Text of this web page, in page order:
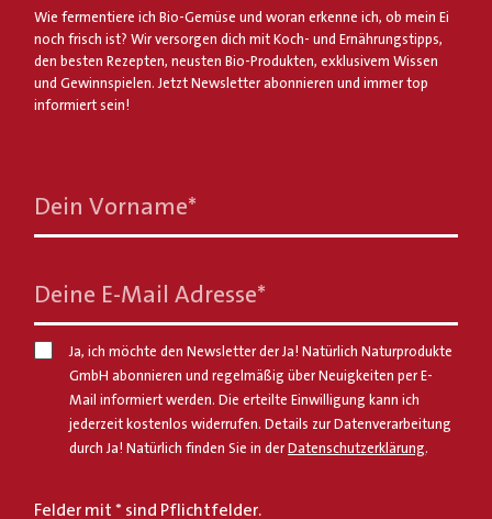
Wie fermentiere ich Bio-Gemüse und woran erkenne ich, ob mein Ei
noch frisch ist? Wir versorgen dich mit Koch- und Ernährungstipps,
den besten Rezepten, neusten Bio-Produkten, exklusivem Wissen
und Gewinnspielen. Jetzt Newsletter abonnieren und immer top
informiert sein!
Dein Vorname*
Deine E-Mail Adresse*
Ja, ich möchte den Newsletter der Ja! Natürlich Naturprodukte
GmbH abonnieren und regelmäßig über Neuigkeiten per E-
Mail informiert werden. Die erteilte Einwilligung kann ich
jederzeit kostenlos widerrufen. Details zur Datenverarbeitung
durch Ja! Natürlich finden Sie in der Datenschutzerklärung.
Felder mit * sind Pflichtfelder.